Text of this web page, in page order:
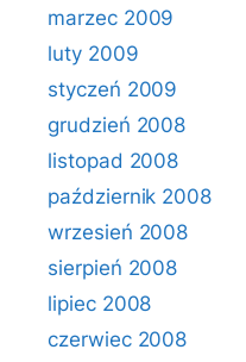
marzec 2009
luty 2009
styczeń 2009
grudzień 2008
listopad 2008
październik 2008
wrzesień 2008
sierpień 2008
lipiec 2008
czerwiec 2008